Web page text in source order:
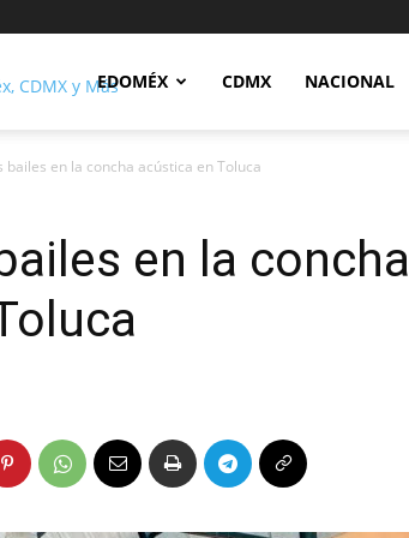
Notidex
EDOMÉX CDMX NACIONAL
bailes en la concha acústica en Toluca
en la concha